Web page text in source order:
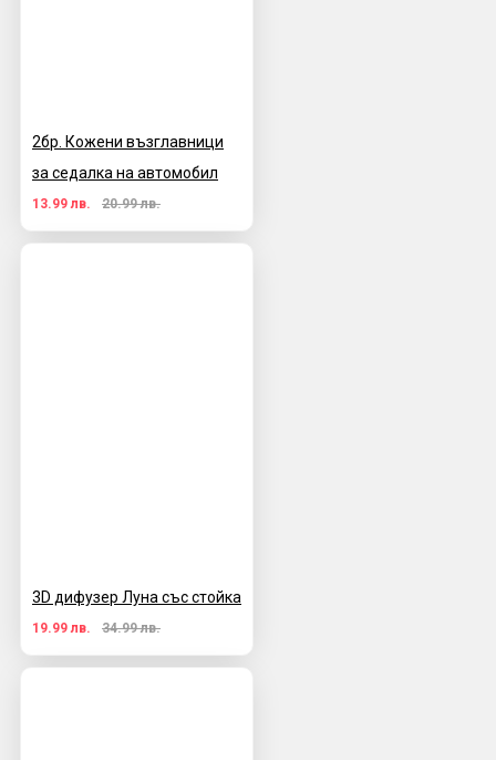
2бр. Кожени възглавници
за седалка на автомобил
13.99 лв. 20.99 лв.
3D дифузер Луна със стойка
19.99 лв. 34.99 лв.